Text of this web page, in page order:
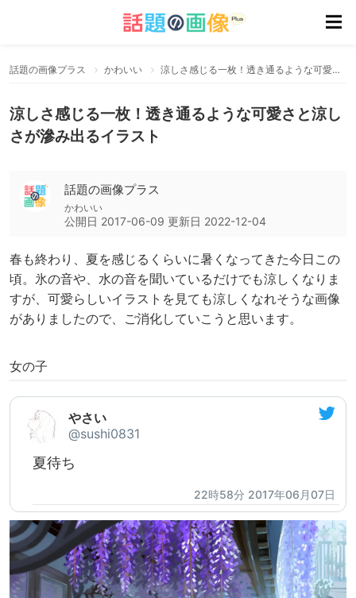
話題の画像プラス かわいい 涼しさ感じる一枚！透き通るような可愛さと涼しさが滲み出るイラスト
涼しさ感じる一枚！透き通るような可愛さと涼し
さが滲み出るイラスト
話題の画像プラス
かわいい
公開日 2017-06-09 更新日 2022-12-04
春も終わり、夏を感じるくらいに暑くなってきた今日この
頃。氷の音や、水の音を聞いているだけでも涼しくなりま
すが、可愛らしいイラストを見ても涼しくなれそうな画像
がありましたので、ご消化していこうと思います。
女の子
やさい
@sushi0831
夏待ち
22時58分 2017年06月07日